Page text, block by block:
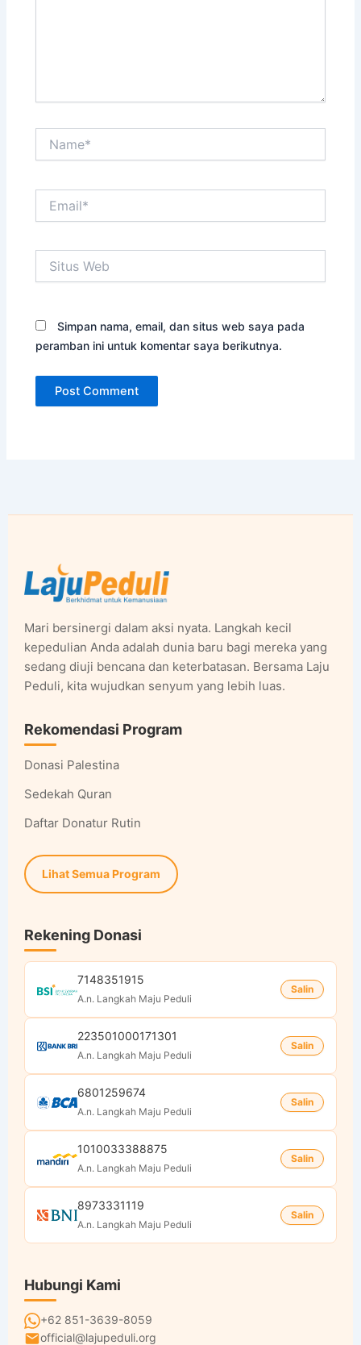
Web
Simpan nama, email, dan situs web saya pada
peramban ini untuk komentar saya berikutnya.
Mari bersinergi dalam aksi nyata. Langkah kecil
kepedulian Anda adalah dunia baru bagi mereka yang
sedang diuji bencana dan keterbatasan. Bersama Laju
Peduli, kita wujudkan senyum yang lebih luas.
Rekomendasi Program
Donasi Palestina
Sedekah Quran
Daftar Donatur Rutin
Lihat Semua Program
Rekening Donasi
7148351915
A.n. Langkah Maju Peduli
Salin
223501000171301
A.n. Langkah Maju Peduli
Salin
6801259674
A.n. Langkah Maju Peduli
Salin
1010033388875
A.n. Langkah Maju Peduli
Salin
8973331119
A.n. Langkah Maju Peduli
Salin
Hubungi Kami
+62 851-3639-8059
official@lajupeduli.org